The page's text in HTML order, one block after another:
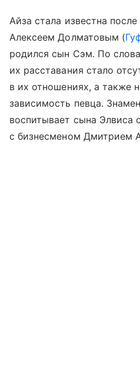
Айза стала известна
Алексеем Долматовым (
родился сын Сэм. По
их расставания стало
в их отношениях, а также
зависимость певца.
воспитывает сына Элвиса
с бизнесменом Дмитрием